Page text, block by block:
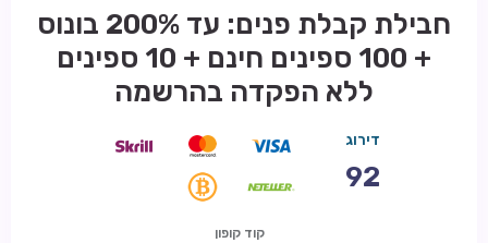
חבילת קבלת פנים: עד 200% בונוס
+ 100 ספינים חינם + 10 ספינים
ללא הפקדה בהרשמה
דירוג
92
קוד קופון